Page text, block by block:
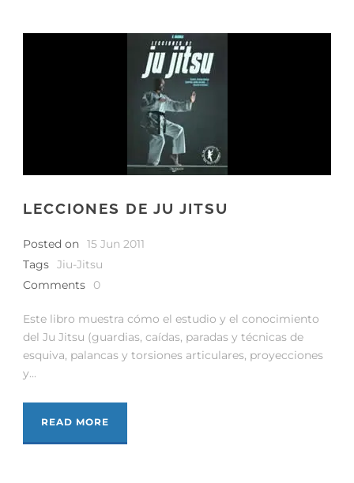
LECCIONES DE JU JITSU
Posted on 15 Jun 2011
Tags Jiu-Jitsu
Comments
0
Este libro muestra cómo el estudio y el conocimiento
del Ju Jitsu (guardias, caídas, paradas y técnicas de
esquiva, palancas y torsiones articulares, proyecciones
y...
READ MORE